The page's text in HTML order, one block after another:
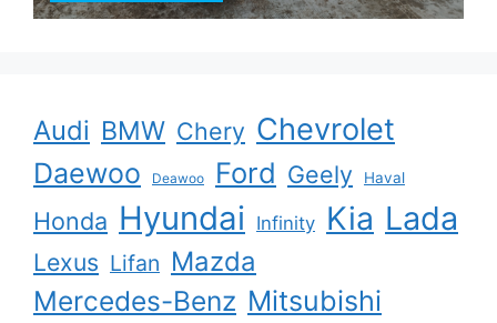
Audi BMW Chery Chevrolet
Daewoo Deawoo Ford Geely Haval
Honda Hyundai Infinity Kia Lada
Lexus Lifan Mazda
Mercedes-Benz Mitsubishi